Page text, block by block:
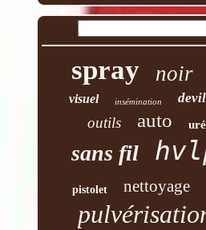
spray noir
visuel insémination
outils auto
sans fil
pistolet nettoyage